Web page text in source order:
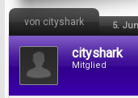
von cityshark 5.
cityshark
Mitglied